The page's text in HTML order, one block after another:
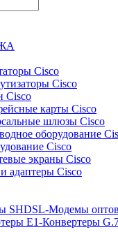
Cisco
Cisco
Cisco
карты Cisco
шлюзы Cisco
оборудование
Cisco
экраны Cisco
адаптеры Cisco
SHDSL-Модемы
Е1-Конвертеры